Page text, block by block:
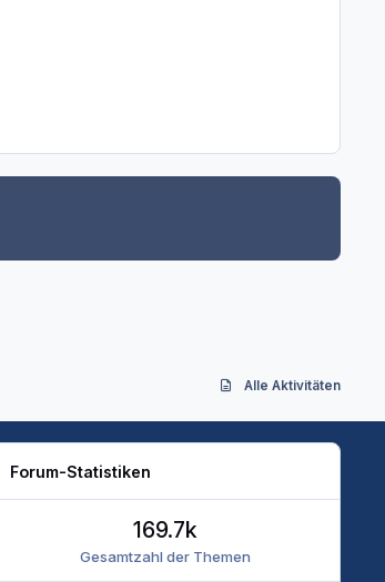
Alle Aktivitäten
Forum-Statistiken
Gesamtzahl der Themen
169.7k